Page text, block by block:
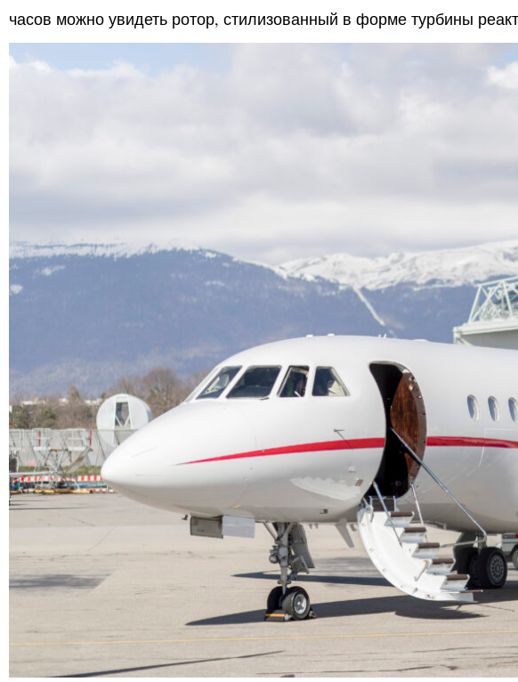
часов можно увидеть ротор, стилизованный в форме турбины